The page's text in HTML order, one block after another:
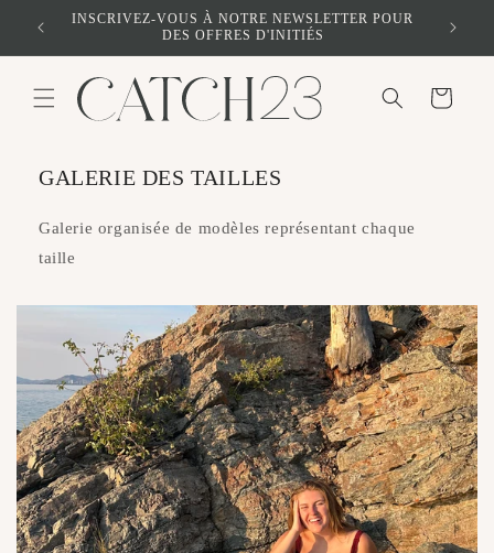
passerINSCRIVEZ-VOUS À NOTRE NEWSLETTER POUR
DES OFFRES D'INITIÉS
Panier
GALERIE DES TAILLES
Galerie organisée de modèles représentant chaque
taille